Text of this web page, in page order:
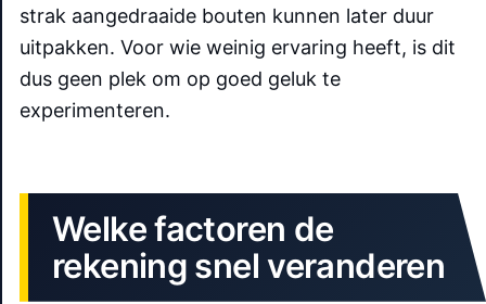
strak aangedraaide bouten kunnen later duur
uitpakken. Voor wie weinig ervaring heeft, is dit
dus geen plek om op goed geluk te
experimenteren.
Welke factoren de
rekening snel veranderen